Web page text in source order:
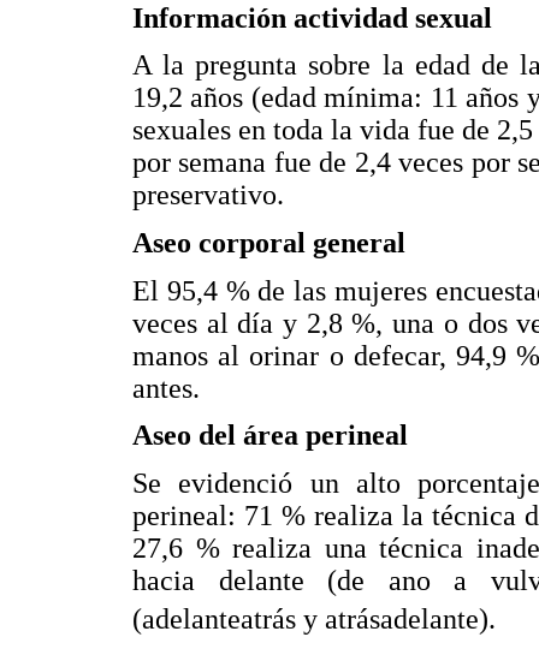
Información actividad sexual
A la pregunta sobre la edad de
19,2 años (edad mínima: 11
sexuales en toda la vida fue de
por semana fue de 2,4 veces por
preservativo.
Aseo corporal general
El 95,4 % de las mujeres
veces al día y 2,8 %, una o dos
manos al orinar o defecar, 94,9
antes.
Aseo del área perineal
Se evidenció un alto
perineal: 71 % realiza la técnica
27,6 % realiza una técnica
hacia delante (de ano a
(adelanteatrás y atrásadelante).